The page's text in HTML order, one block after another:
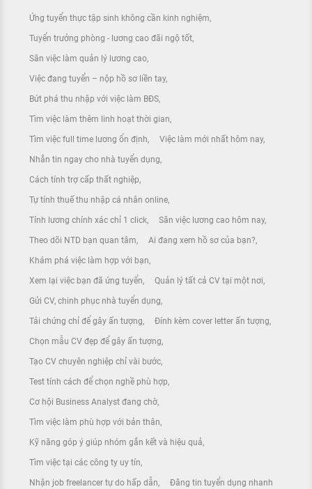
Ứng tuyển thực tập sinh không cần kinh nghiệm
Tuyển trưởng phòng - lương cao đãi ngộ tốt
Săn việc làm quản lý lương cao
Việc đang tuyển – nộp hồ sơ liền tay
Bứt phá thu nhập với việc làm BĐS
Tìm việc làm thêm linh hoạt thời gian
Tìm việc full time lương ổn định Việc làm mới nhất hôm nay
Nhắn tin ngay cho nhà tuyển dụng
Cách tính trợ cấp thất nghiệp
Tự tính thuế thu nhập cá nhân online
Tính lương chính xác chỉ 1 click Săn việc lương cao hôm nay
Theo dõi NTD bạn quan tâm Ai đang xem hồ sơ của bạn?
Khám phá việc làm hợp với bạn
Xem lại việc bạn đã ứng tuyển Quản lý tất cả CV tại một nơi
Gửi CV, chinh phục nhà tuyển dụng
Tải chứng chỉ để gây ấn tượng Đính kèm cover letter ấn tượng
Chọn mẫu CV đẹp để gây ấn tượng
Tạo CV chuyên nghiệp chỉ vài bước
Test tính cách để chọn nghề phù hợp
Cơ hội Business Analyst đang chờ
Tìm việc làm phù hợp với bản thân
Kỹ năng góp ý giúp nhóm gắn kết và hiệu quả
Tìm việc tại các công ty uy tín
Nhận job freelancer tự do hấp dẫn Đăng tin tuyển dụng nhanh